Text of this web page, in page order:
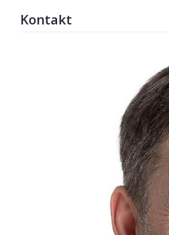
Kontakt